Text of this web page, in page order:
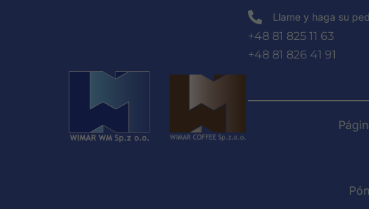
Llame y haga su
+48 81 825 11 63
+48 81 826 41 91